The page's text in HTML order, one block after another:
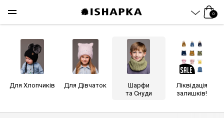
0
Для Хлопчиків Для Дівчаток
Шарфи
та Снуди
Ліквідація
залишків!